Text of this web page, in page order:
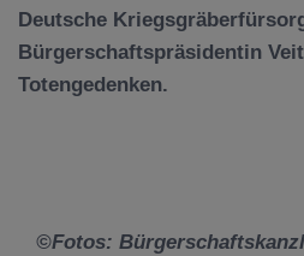
Deutsche
Bürgerschaftspräsidentin
Totengedenken.
©Fotos: